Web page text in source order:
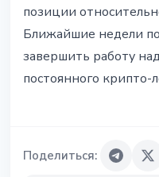
позиции
Ближайшие недели
завершить работу
постоянного крипто-
Поделиться: